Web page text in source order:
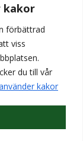
kakor
förbättrad
viss
du till vår
kakor